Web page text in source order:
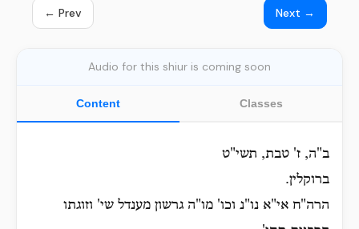
← Prev Next →
Audio for this shiur is coming soon
Content Classes
ב"ה, ז' טבת, תשי"ט
ברוקלין.
הרה"ח אי"א נו"נ וכו' מו"ה גרשון מענדל שי' וזוגתו